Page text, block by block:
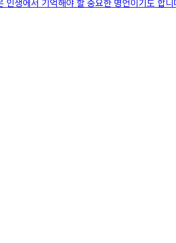
생에서 기억해야 할 중요한 명언이기도 합